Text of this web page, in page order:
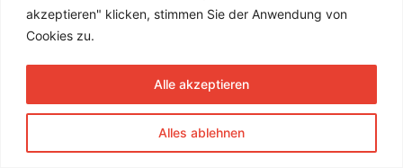
akzeptieren" klicken, stimmen Sie der Anwendung von
Cookies zu.
Alles ablehnen
Alle akzeptieren